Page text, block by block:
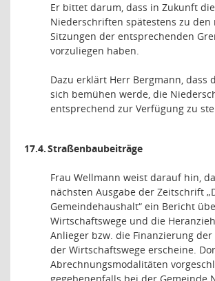
Er bittet darum, dass in Zukunft die
Niederschriften spätestens zu den
Sitzungen der entsprechenden
vorzuliegen haben.
Dazu erklärt Herr Bergmann, dass
sich bemühen werde, die
entsprechend zur Verfügung zu
17.4.Straßenbaubeiträge
Frau Wellmann weist darauf hin,
nächsten Ausgabe der Zeitschrift
Gemeindehaushalt“ ein Bericht
Wirtschaftswege und die
Anlieger bzw. die Finanzierung der
der Wirtschaftswege erscheine.
Abrechnungsmodalitäten